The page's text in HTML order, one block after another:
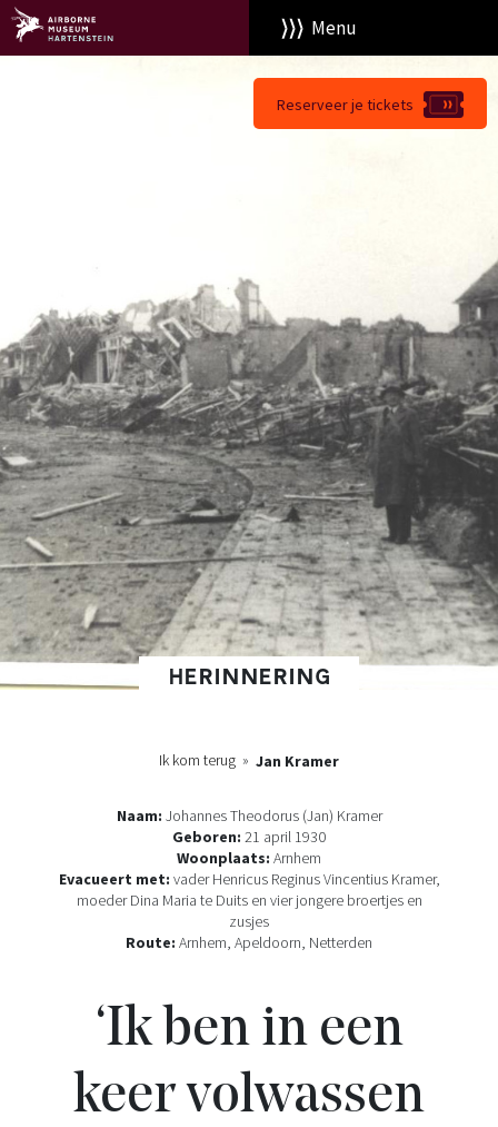
Menu
Reserveer je tickets
HERINNERING
Ik kom terug » Jan Kramer
Naam: Johannes Theodorus (Jan) Kramer
Geboren: 21 april 1930
Woonplaats: Arnhem
Evacueert met: vader Henricus Reginus Vincentius Kramer,
moeder Dina Maria te Duits en vier jongere broertjes en
zusjes
Route: Arnhem, Apeldoorn, Netterden
‘Ik ben in een
keer volwassen